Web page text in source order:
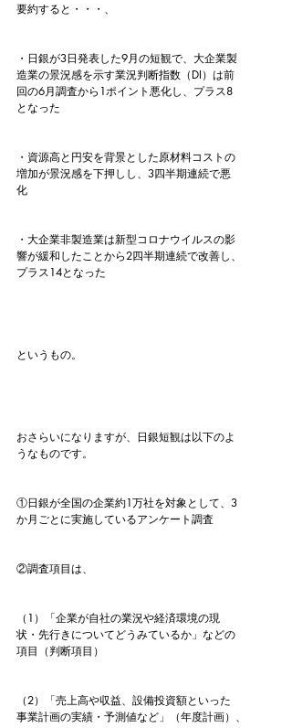
要約すると・・・、
・日銀が3日発表した9月の短観で、大企業製
造業の景況感を示す業況判断指数（DI）は前
回の6月調査から1ポイント悪化し、プラス8
となった
・資源高と円安を背景とした原材料コストの
増加が景況感を下押しし、3四半期連続で悪
化
・大企業非製造業は新型コロナウイルスの影
響が緩和したことから2四半期連続で改善し、
プラス14となった
というもの。
おさらいになりますが、日銀短観は以下のよ
うなものです。
①日銀が全国の企業約1万社を対象として、3
か月ごとに実施しているアンケート調査
②調査項目は、
（1）「企業が自社の業況や経済環境の現
状・先行きについてどうみているか」などの
項目（判断項目）
（2）「売上高や収益、設備投資額といった
事業計画の実績・予測値など」（年度計画）、